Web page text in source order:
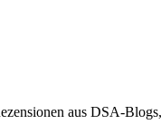
aus DSA-